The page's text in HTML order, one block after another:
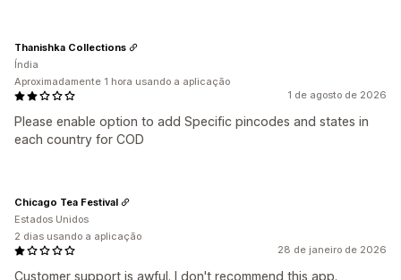
1 de agosto de 2026
Please enable option to add Specific pincodes and states in
each country for COD
Thanishka Collections
Índia
Aproximadamente 1 hora usando a aplicação
28 de janeiro de 2026
Customer support is awful. I don't recommend this app.
Chicago Tea Festival
Estados Unidos
2 dias usando a aplicação